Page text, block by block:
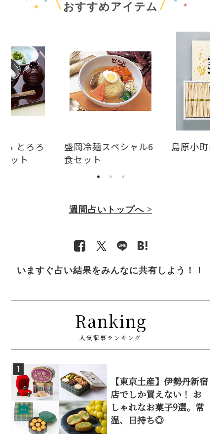
おすすめアイテム
ろ とろろ
ット
盛岡冷麺スペシャル6
食セット
島原小町
週間占いトップへ >
いますぐ占い結果をみんなに共有しよう！！
Ranking
人気記事ランキング
1
【東京土産】伊勢丹新宿
店でしか買えない！ お
しゃれなお菓子9選。常
温、日持ち◎